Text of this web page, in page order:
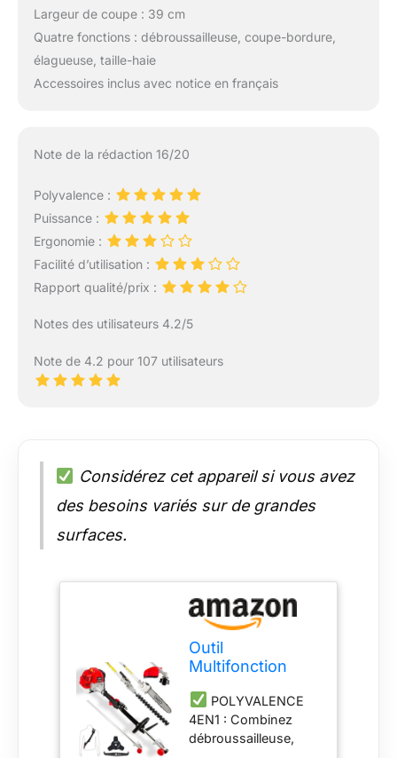
Largeur de coupe : 39 cm
Quatre fonctions : débroussailleuse, coupe-bordure,
élagueuse, taille-haie
Accessoires inclus avec notice en français
Note de la rédaction 16/20
Polyvalence :
Puissance :
Ergonomie :
Facilité d’utilisation :
Rapport qualité/prix :
Notes des utilisateurs 4.2/5
Note de 4.2 pour 107 utilisateurs
Considérez cet appareil si vous avez
des besoins variés sur de grandes
surfaces.
Outil
Multifonction
Débroussailleuse
- Coupe-bordure
- Élagueuse -
POLYVALENCE
4EN1 : Combinez
débroussailleuse,